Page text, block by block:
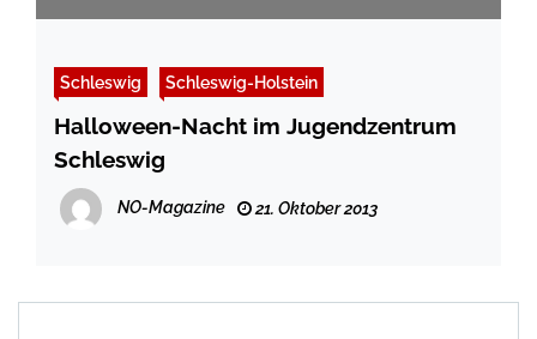
Schleswig Schleswig-Holstein
Halloween-Nacht im Jugendzentrum
Schleswig
NO-Magazine 21. Oktober 2013